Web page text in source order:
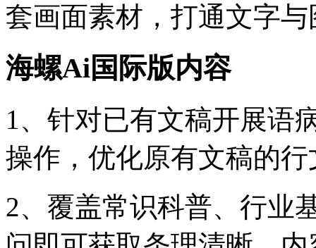
套画面素材，打通文字
海螺Ai国际版内容
1、针对已有文稿开展语
操作，优化原有文稿的
2、覆盖常识科普、行业